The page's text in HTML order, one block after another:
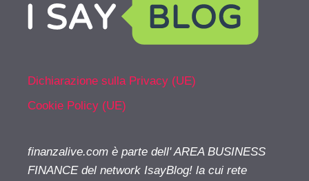
Dichiarazione sulla Privacy (UE)
Cookie Policy (UE)
finanzalive.com è parte dell' AREA BUSINESS
FINANCE del network IsayBlog! la cui rete